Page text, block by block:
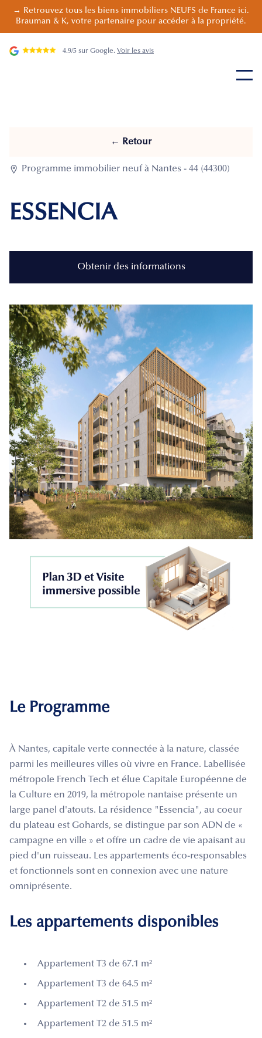
→ Retrouvez tous les biens immobiliers NEUFS de France ici.
Brauman & K, votre partenaire pour accéder à la propriété.
4.9/5 sur Google. Voir les avis
← Retour
 Programme immobilier neuf à Nantes - 44 (44300)
ESSENCIA
Obtenir des informations
Le Programme
À Nantes, capitale verte connectée à la nature, classée
parmi les meilleures villes où vivre en France. Labellisée
métropole French Tech et élue Capitale Européenne de
la Culture en 2019, la métropole nantaise présente un
large panel d'atouts. La résidence "Essencia", au coeur
du plateau est Gohards, se distingue par son ADN de «
campagne en ville » et offre un cadre de vie apaisant au
pied d'un ruisseau. Les appartements éco-responsables
et fonctionnels sont en connexion avec une nature
omniprésente.
Les appartements disponibles
Appartement T3 de 67.1 m²
Appartement T3 de 64.5 m²
Appartement T2 de 51.5 m²
Appartement T2 de 51.5 m²